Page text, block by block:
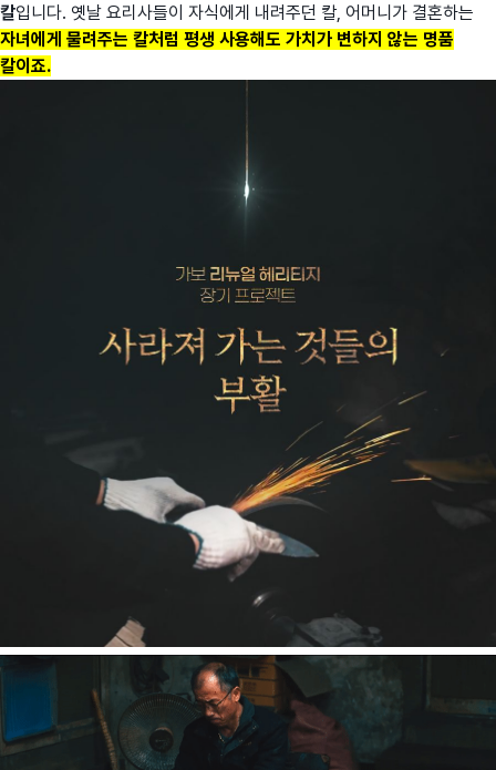
칼입니다. 옛날 요리사들이 자식에게 내려주던 칼, 어머니가 결혼하는
자녀에게 물려주는 칼처럼 평생 사용해도 가치가 변하지 않는 명품
칼이죠.